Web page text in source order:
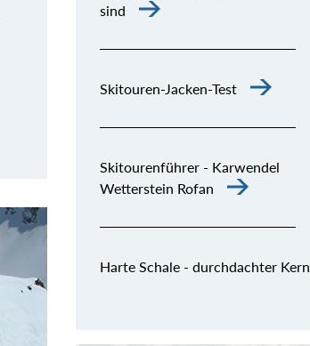
sind
Skitouren-Jacken-Test
Skitourenführer - Karwendel
Wetterstein Rofan
Harte Schale - durchdachter Kern